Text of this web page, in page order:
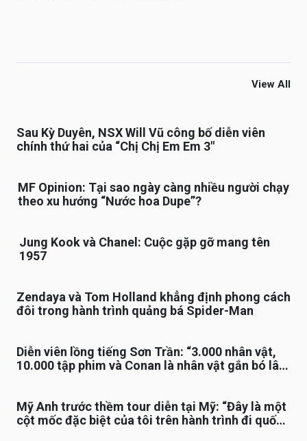
View All
Sau Kỳ Duyên, NSX Will Vũ công bố diễn viên
chính thứ hai của “Chị Chị Em Em 3″
MF Opinion: Tại sao ngày càng nhiều người chạy
theo xu hướng “Nước hoa Dupe”?
Jung Kook và Chanel: Cuộc gặp gỡ mang tên
1957
Zendaya và Tom Holland khẳng định phong cách
đôi trong hành trình quảng bá Spider-Man
Diễn viên lồng tiếng Sơn Trần: “3.000 nhân vật,
10.000 tập phim và Conan là nhân vật gắn bó lâu
Mỹ Anh trước thềm tour diễn tại Mỹ: “Đây là một
cột mốc đặc biệt của tôi trên hành trình đi quốc